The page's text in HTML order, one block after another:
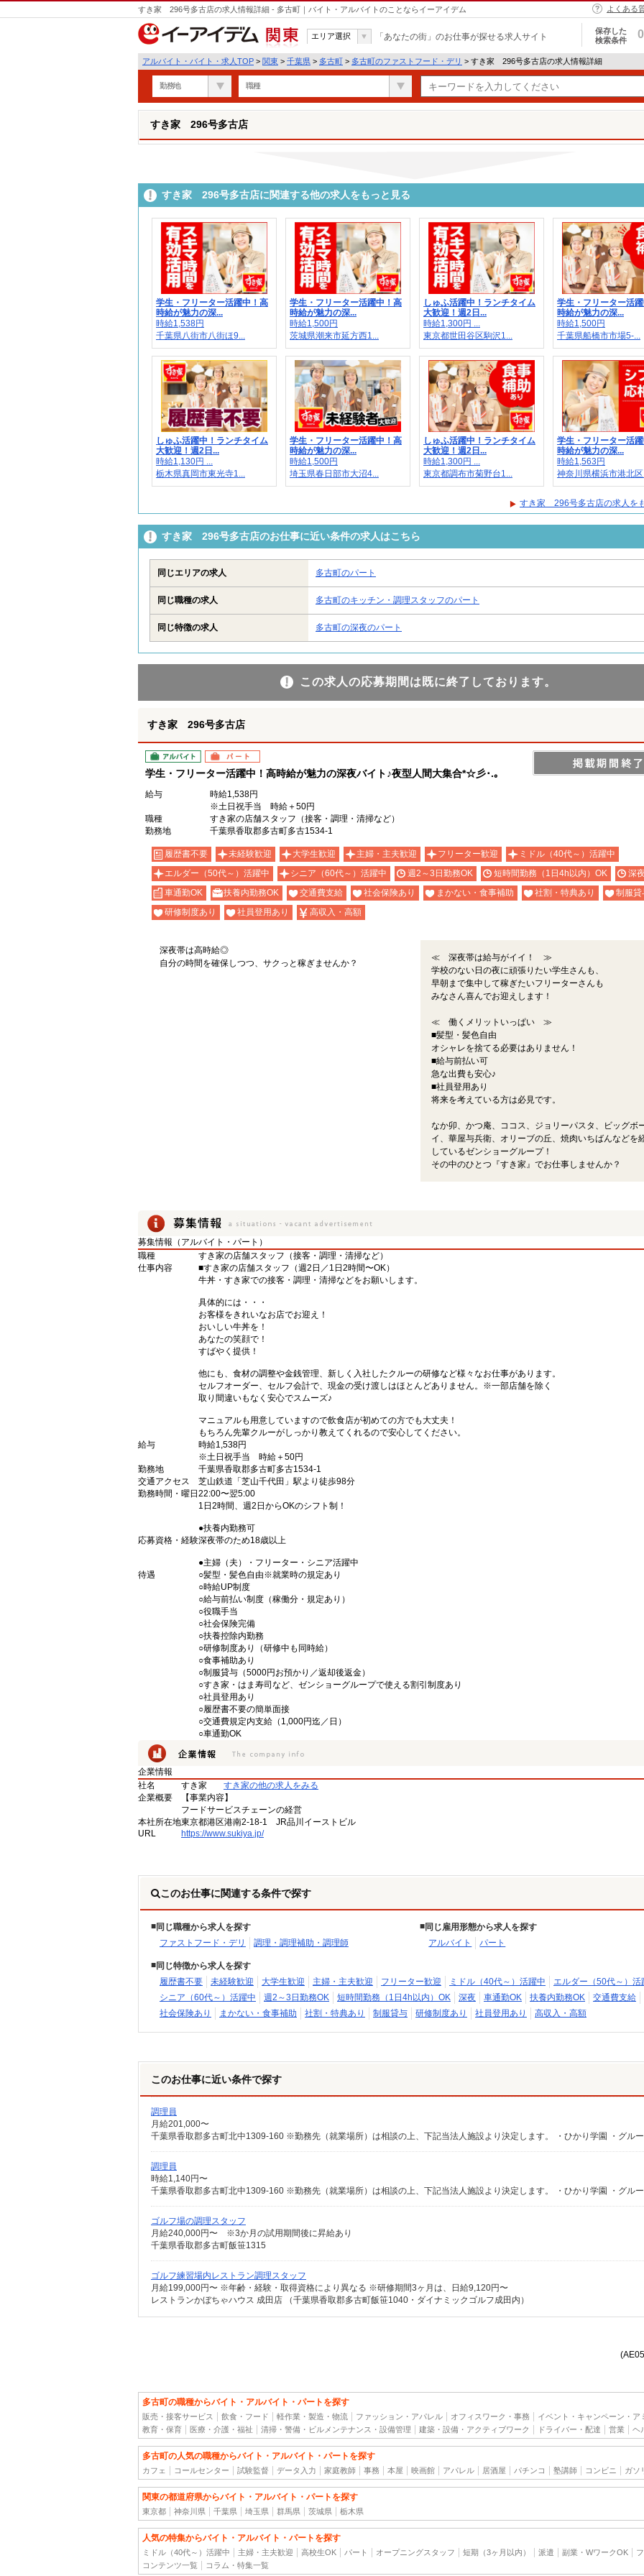
すき家 296号多古店の求人情報詳細 - 多古町｜バイト・アルバイトのことならイーアイデム よくある
関東
エリア選択 「あなたの街」のお仕事が探せる求人サイト
保存した
検索条件
0
アルバイト・バイト・求人TOP > 関東 > 千葉県 > 多古町 > 多古町のファストフード・デリ > すき家 296号多古店の求人情報詳細
勤務地 職種
すき家 296号多古店
すき家 296号多古店に関連する他の求人をもっと見る
学生・フリーター活躍中！高
時給が魅力の深...
時給1,538円
千葉県八街市八街ほ9...
学生・フリーター活躍中！高
時給が魅力の深...
時給1,500円
茨城県潮来市延方西1...
しゅふ活躍中！ランチタイム
大歓迎！週2日...
時給1,300円 ...
東京都世田谷区駒沢1...
学生・フリーター活
時給が魅力の深...
時給1,500円
千葉県船橋市市場5-...
しゅふ活躍中！ランチタイム
大歓迎！週2日...
時給1,130円 ...
栃木県真岡市東光寺1...
学生・フリーター活躍中！高
時給が魅力の深...
時給1,500円
埼玉県春日部市大沼4...
しゅふ活躍中！ランチタイム
大歓迎！週2日...
時給1,300円 ...
東京都調布市菊野台1...
学生・フリーター活
時給が魅力の深...
時給1,563円
神奈川県横浜市港北
すき家 296号多古店の求人を
すき家 296号多古店のお仕事に近い条件の求人はこちら
同じエリアの求人 多古町のパート
同じ職種の求人 多古町のキッチン・調理スタッフのパート
同じ特徴の求人 多古町の深夜のパート
この求人の応募期間は既に終了しております。
すき家 296号多古店
アルバイト パート
学生・フリーター活躍中！高時給が魅力の深夜バイト♪夜型人間大集合*☆彡･.｡
給与
時給1,538円
※土日祝手当 時給＋50円
職種
すき家の店舗スタッフ（接客・調理・清掃など）
勤務地
千葉県香取郡多古町多古1534-1
履歴書不要 未経験歓迎 大学生歓迎 主婦・主夫歓迎 フリーター歓迎
ミドル（40代～）活躍中
エルダー（50代～）活躍中
シニア（60代～）活躍中 週2～3日勤務OK 短時間勤務（1日4h以内）OK
深
車通勤OK
扶養内勤務OK 交通費支給 社会保険あり まかない・食事補助 社割・特典あり
制服貸
研修制度あり
社員登用あり 高収入・高額
深夜帯は高時給◎
自分の時間を確保しつつ、サクっと稼ぎませんか？
≪ 深夜帯は給与がイイ！ ≫
学校のない日の夜に頑張りたい学生さんも、
早朝まで集中して稼ぎたいフリーターさんも
みなさん喜んでお迎えします！
≪ 働くメリットいっぱい ≫
■髪型・髪色自由
オシャレを捨てる必要はありません！
■給与前払い可
急な出費も安心♪
■社員登用あり
将来を考えている方は必見です。
なか卯、かつ庵、ココス、ジョリーパスタ、ビッグボ
イ、華屋与兵衛、オリーブの丘、焼肉いちばんなどを
しているゼンショーグループ！
その中のひとつ『すき家』でお仕事しませんか？
募集情報（アルバイト・パート）
職種
すき家の店舗スタッフ（接客・調理・清掃など）
仕事内容
■すき家の店舗スタッフ（週2日／1日2時間〜OK）
牛丼・すき家での接客・調理・清掃などをお願いします。
具体的には・・・
お客様をきれいなお店でお迎え！
おいしい牛丼を！
あなたの笑顔で！
すばやく提供！
他にも、食材の調整や金銭管理、新しく入社したクルーの研修など様々なお仕事があります。
セルフオーダー、セルフ会計で、現金の受け渡しはほとんどありません。※一部店舗を除く
取り間違いもなく安心でスムーズ♪
マニュアルも用意していますので飲食店が初めての方でも大丈夫！
もちろん先輩クルーがしっかり教えてくれるので安心してください。
給与
時給1,538円
※土日祝手当 時給＋50円
勤務地
千葉県香取郡多古町多古1534-1
交通アクセス
芝山鉄道「芝山千代田」駅より徒歩98分
勤務時間・曜日 22:00〜翌5:00
1日2時間、週2日からOKのシフト制！
●扶養内勤務可
応募資格・経験深夜帯のため18歳以上
●主婦（夫）・フリーター・シニア活躍中
待遇
○髪型・髪色自由※就業時の規定あり
○時給UP制度
○給与前払い制度（稼働分・規定あり）
○役職手当
○社会保険完備
○扶養控除内勤務
○研修制度あり（研修中も同時給）
○食事補助あり
○制服貸与（5000円お預かり／返却後返金）
○すき家・はま寿司など、ゼンショーグループで使える割引制度あり
○社員登用あり
○履歴書不要の簡単面接
○交通費規定内支給（1,000円迄／日）
○車通勤OK
企業情報
社名
すき家
すき家の他の求人をみる
企業概要
【事業内容】
フードサービスチェーンの経営
本社所在地東京都港区港南2-18-1 JR品川イーストビル
URL
https://www.sukiya.jp/
このお仕事に関連する条件で探す
同じ職種から求人を探す
ファストフード・デリ
調理・調理補助・調理師
同じ雇用形態から求人を探す
アルバイト
パート
同じ特徴から求人を探す
履歴書不要
未経験歓迎 大学生歓迎 主婦・主夫歓迎 フリーター歓迎 ミドル（40代～）活躍中
エルダー（50代～）活
シニア（60代～）活躍中
週2～3日勤務OK 短時間勤務（1日4h以内）OK 深夜 車通勤OK 扶養内勤務OK
交通費支給
社会保険あり
まかない・食事補助 社割・特典あり 制服貸与 研修制度あり 社員登用あり 高収入・高額
このお仕事に近い条件で探す
調理員
月給201,000〜
調理員
時給1,140円〜
ゴルフ場の調理スタッフ
月給240,000円〜 ※3か月の試用期間後に昇給あり
千葉県香取郡多古町飯笹1315
ゴルフ練習場内レストラン調理スタッフ
月給199,000円〜 ※年齢・経験・取得資格により異なる ※研修期間3ヶ月は、日給9,120円〜
レストランかぼちゃハウス 成田店 （千葉県香取郡多古町飯笹1040・ダイナミックゴルフ成田内）
多古町の職種からバイト・アルバイト・パートを探す
販売・接客サービス 飲食・フード 軽作業・製造・物流 ファッション・アパレル オフィスワーク・事務
イベント・キャンペーン・ア
教育・保育
医療・介護・福祉 清掃・警備・ビルメンテナンス・設備管理 建築・設備・アクティブワーク ドライバー・配達 営業 ヘ
多古町の人気の職種からバイト・アルバイト・パートを探す
カフェ コールセンター 試験監督 データ入力 家庭教師 事務 本屋 映画館 アパレル 居酒屋 パチンコ 塾講師 コンビニ ガソ
関東の都道府県からバイト・アルバイト・パートを探す
東京都 神奈川県 千葉県 埼玉県 群馬県 茨城県 栃木県
人気の特集からバイト・アルバイト・パートを探す
ミドル（40代～）活躍中 主婦・主夫歓迎 高校生OK パート オープニングスタッフ 短期（3ヶ月以内） 派遣 副業・WワークOK
コンテンツ一覧
コラム・特集一覧